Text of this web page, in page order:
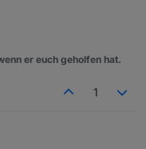
er euch geholfen hat.
1